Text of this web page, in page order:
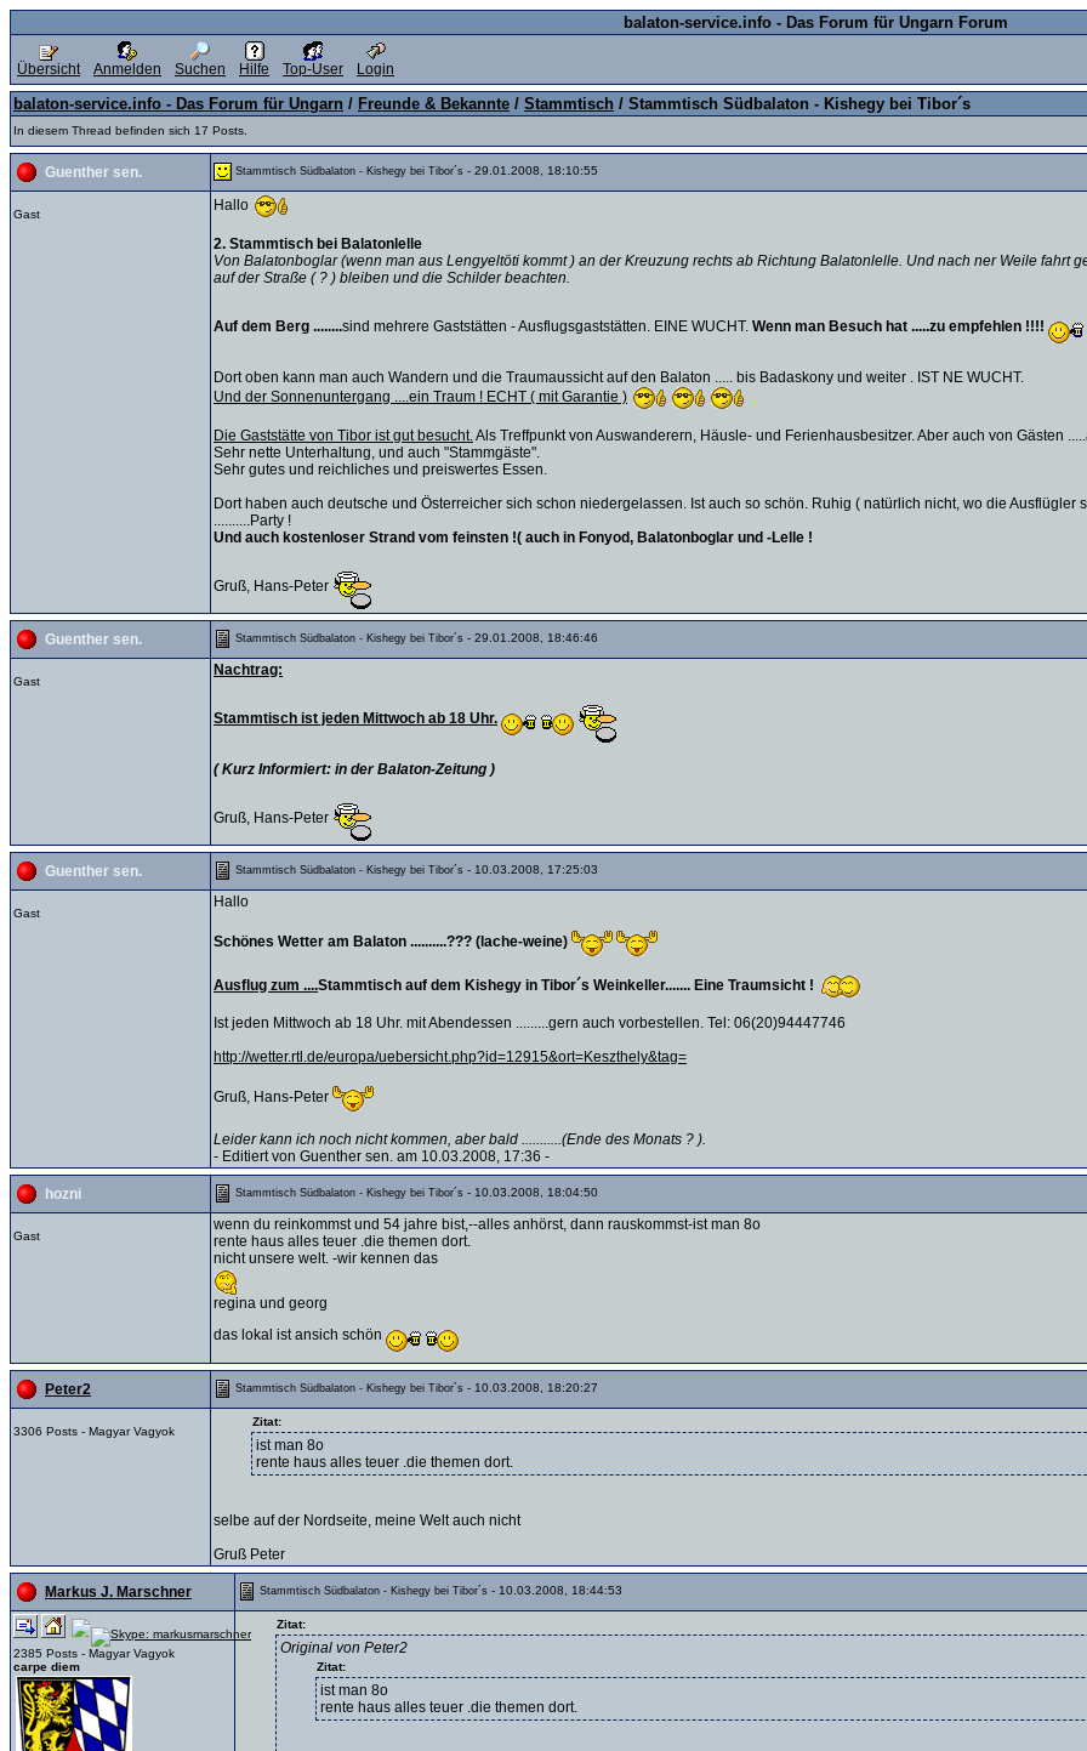
balaton-service.info - Das Forum für Ungarn Forum
Übersicht Anmelden Suchen Hilfe Top-User Login
balaton-service.info - Das Forum für Ungarn / Freunde & Bekannte / Stammtisch / Stammtisch Südbalaton - Kishegy bei Tibor´s
In diesem Thread befinden sich 17 Posts.
Guenther sen. Stammtisch Südbalaton - Kishegy bei Tibor´s - 29.01.2008, 18:10:55
Gast
Hallo
2. Stammtisch bei Balatonlelle
Von Balatonboglar (wenn man aus Lengyeltöti kommt ) an der Kreuzung rechts ab Richtung Balatonlelle. Und nach ner Weile fahrt
auf der Straße ( ? ) bleiben und die Schilder beachten.
Auf dem Berg ........sind mehrere Gaststätten - Ausflugsgaststätten. EINE WUCHT. Wenn man Besuch hat .....zu empfehlen !!!!
Dort oben kann man auch Wandern und die Traumaussicht auf den Balaton ..... bis Badaskony und weiter . IST NE WUCHT.
Und der Sonnenuntergang ....ein Traum ! ECHT ( mit Garantie )
Die Gaststätte von Tibor ist gut besucht.Als Treffpunkt von Auswanderern, Häusle- und Ferienhausbesitzer. Aber auch von Gästen
Sehr nette Unterhaltung, und auch "Stammgäste".
Sehr gutes und reichliches und preiswertes Essen.
Dort haben auch deutsche und Österreicher sich schon niedergelassen. Ist auch so schön. Ruhig ( natürlich nicht, wo die
..........Party !
Und auch kostenloser Strand vom feinsten !( auch in Fonyod, Balatonboglar und -Lelle !
Gruß, Hans-Peter
Guenther sen. Stammtisch Südbalaton - Kishegy bei Tibor´s - 29.01.2008, 18:46:46
Gast
Nachtrag:
Stammtisch ist jeden Mittwoch ab 18 Uhr.
( Kurz Informiert: in der Balaton-Zeitung )
Gruß, Hans-Peter
Guenther sen. Stammtisch Südbalaton - Kishegy bei Tibor´s - 10.03.2008, 17:25:03
Gast
Hallo
Schönes Wetter am Balaton ..........??? (lache-weine)
Ausflug zum ....Stammtisch auf dem Kishegy in Tibor´s Weinkeller....... Eine Traumsicht !
Ist jeden Mittwoch ab 18 Uhr. mit Abendessen .........gern auch vorbestellen. Tel: 06(20)94447746
http://wetter.rtl.de/europa/uebersicht.php?id=12915&ort=Keszthely&tag=
Gruß, Hans-Peter
Leider kann ich noch nicht kommen, aber bald ...........(Ende des Monats ? ).
- Editiert von Guenther sen. am 10.03.2008, 17:36 -
hozni Stammtisch Südbalaton - Kishegy bei Tibor´s - 10.03.2008, 18:04:50
Gast
wenn du reinkommst und 54 jahre bist,--alles anhörst, dann rauskommst-ist man 8o
rente haus alles teuer .die themen dort.
nicht unsere welt. -wir kennen das
regina und georg
das lokal ist ansich schön
Peter2 Stammtisch Südbalaton - Kishegy bei Tibor´s - 10.03.2008, 18:20:27
3306 Posts - Magyar Vagyok
Zitat:
ist man 8o
rente haus alles teuer .die themen dort.
selbe auf der Nordseite, meine Welt auch nicht
Gruß Peter
Markus J. Marschner Stammtisch Südbalaton - Kishegy bei Tibor´s - 10.03.2008, 18:44:53
2385 Posts - Magyar Vagyok
carpe diem
Zitat:
Original von Peter2
Zitat:
ist man 8o
rente haus alles teuer .die themen dort.